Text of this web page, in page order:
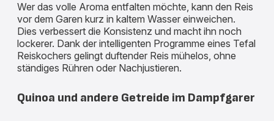
Wer das volle Aroma entfalten möchte, kann den Reis
vor dem Garen kurz in kaltem Wasser einweichen.
Dies verbessert die Konsistenz und macht ihn noch
lockerer. Dank der intelligenten Programme eines Tefal
Reiskochers gelingt duftender Reis mühelos, ohne
ständiges Rühren oder Nachjustieren.
Quinoa und andere Getreide im Dampfgarer